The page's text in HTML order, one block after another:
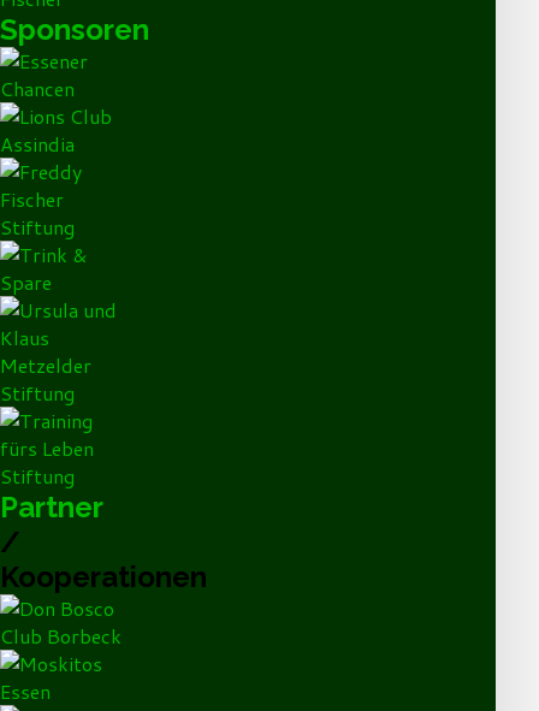
Sponsoren
Partner
/
Kooperationen